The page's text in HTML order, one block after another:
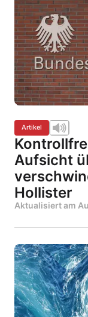
Artikel
Aufsicht
Hollister
Aktualisiert am